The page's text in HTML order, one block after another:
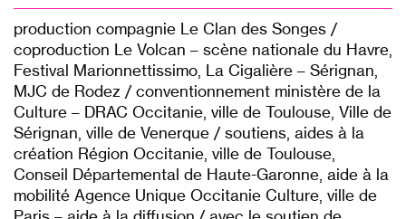
production compagnie Le Clan des Songes /
coproduction Le Volcan – scène nationale du Havre,
Festival Marionnettissimo, La Cigalière – Sérignan,
MJC de Rodez / conventionnement ministère de la
Culture – DRAC Occitanie, ville de Toulouse, Ville de
Sérignan, ville de Venerque / soutiens, aides à la
création Région Occitanie, ville de Toulouse,
Conseil Départemental de Haute-Garonne, aide à la
mobilité Agence Unique Occitanie Culture, ville de